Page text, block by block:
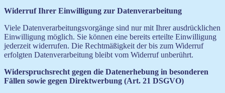
Widerruf Ihrer Einwilligung zur Datenverarbeitung
Viele Datenverarbeitungsvorgänge sind nur mit Ihrer ausdrücklichen
Einwilligung möglich. Sie können eine bereits erteilte Einwilligung
jederzeit widerrufen. Die Rechtmäßigkeit der bis zum Widerruf
erfolgten Datenverarbeitung bleibt vom Widerruf unberührt.
Widerspruchsrecht gegen die Datenerhebung in besonderen
Fällen sowie gegen Direktwerbung (Art. 21 DSGVO)